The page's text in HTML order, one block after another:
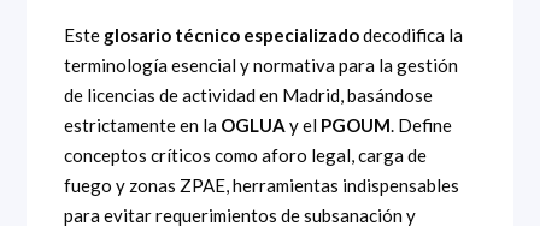
Este glosario técnico especializadodecodifica la
terminología esencial y normativa para la gestión
de licencias de actividad en Madrid, basándose
estrictamente en la OGLUA y el PGOUM. Define
conceptos críticos como aforo legal, carga de
fuego y zonas ZPAE, herramientas indispensables
para evitar requerimientos de subsanación y